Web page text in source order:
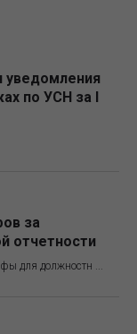
уведомления
по УСН за I
за
отчетности
для должностн ...